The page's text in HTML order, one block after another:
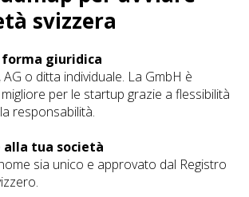
svizzera
forma giuridica
AG o ditta individuale. La GmbH è
per le startup grazie a flessibilità
responsabilità.
alla tua società
sia unico e approvato dal Registro